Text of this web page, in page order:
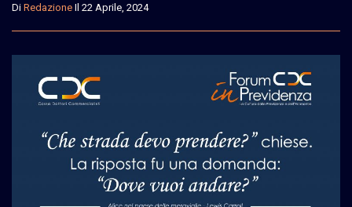
Di Redazione Il 22 Aprile, 2024